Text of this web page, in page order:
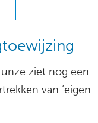
ziet nog een
van ‘eigen